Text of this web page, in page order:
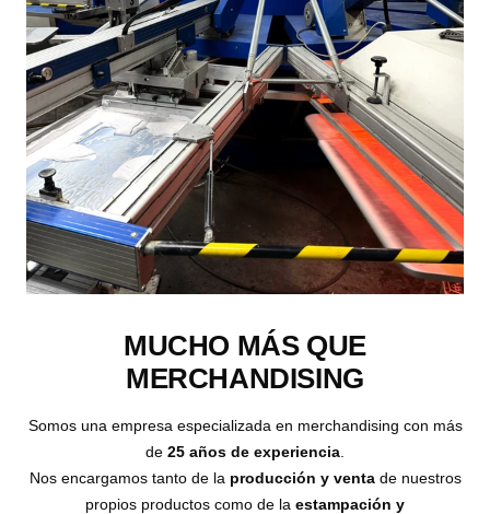
MUCHO MÁS QUE
MERCHANDISING
Somos una empresa especializada en merchandising con más
de 25 años de experiencia
Nos encargamos tanto de la producción y ventade nuestros
propios productos como de la estampación y